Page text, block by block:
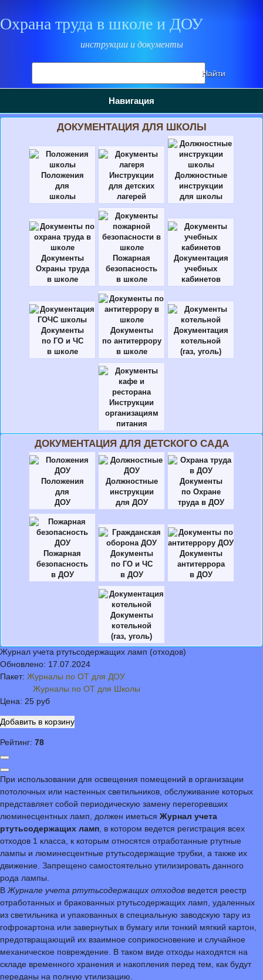
Охрана труда в школе и ДОУ
инструкции и документы
Навигация
ДОКУМЕНТАЦИЯ ДЛЯ ШКОЛЫ
Положения
для
школы
Инструкции
для детских
лагерей
Должностные
инструкции
для школы
Документы
Охраны труда
в школе
Пожарная
безопасность
в школе
Документация
учебных
кабинетов
Документы
по ГО и ЧС
в школе
Документы
по антитеррору
в школе
Документация
котельной
(газ, уголь)
Инструкции
организациям
питания
ДОКУМЕНТАЦИЯ ДЛЯ ДЕТСКОГО САДА
Положения
для
ДОУ
Должностные
инструкции
для ДОУ
Документы
по Охране
труда в ДОУ
Пожарная
безопасность
в ДОУ
Документы
по ГО и ЧС
в ДОУ
Документы
антитеррора
в ДОУ
Документы
котельной
(газ, уголь)
Журнал учета ртутьсодержащих ламп (отходов)
Обновлено: 17.07.2024
Пакет: Журналы по ОТ для ДОУ
Журналы по ОТ для Школы
Цена: 25 руб
Рейтинг: 78
При использовании для освещения помещений в организации
потолочных или настенных светильников, обслуживание которых
представляет собой периодическую замену перегоревших
люминесцентных ламп, должен иметься Журнал учета
ртутьсодержащих ламп , в котором ведется регистрация всех
отходов 1 класса, к которым относятся отработанные ртутные
лампы и люминесцентные ртутьсодержащие трубки, а также их
движение. Запрещено самостоятельно утилизировать данного
рода лампы.
В Журнале учета ртутьсодержащих отходов ведется реестр
отработанных и бракованных ртутьсодержащих ламп, удаленных
из светильника и упакованных в специальную заводскую тару из
гофрокартона или завернутых в бумагу или тонкий мягкий картон,
предотвращающий их взаимное соприкосновение и случайное
механическое повреждение. В таком виде отходы находятся на
складе временного хранения и накопления перед тем, как будут
переданы на полную утилизацию.